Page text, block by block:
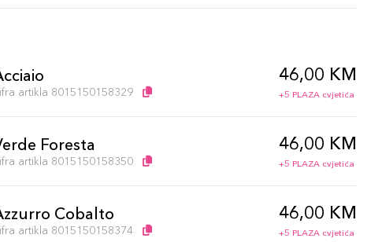
artikla 8015150158329
46,00 KM
+5 PLAZA cvjetića
Foresta
artikla 8015150158350
46,00 KM
+5 PLAZA cvjetića
Cobalto
artikla 8015150158374
46,00 KM
+5 PLAZA cvjetića